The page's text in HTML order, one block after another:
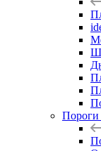
Пороги